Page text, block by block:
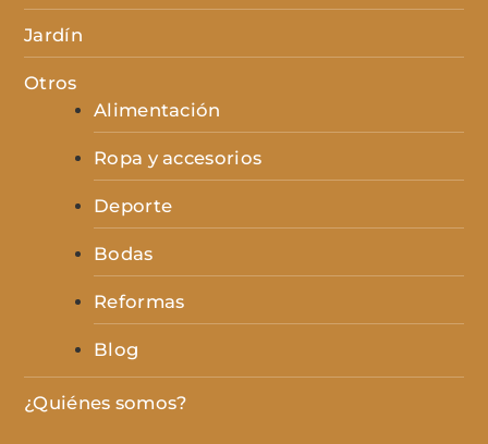
Jardín
Otros
Alimentación
Ropa y accesorios
Deporte
Bodas
Reformas
Blog
¿Quiénes somos?